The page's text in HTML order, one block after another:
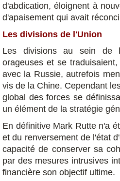
d'abdication, éloignent à
d'apaisement qui avait
Les divisions de l'Union
Les divisions au sein de
orageuses et se
avec la Russie, autrefois
vis de la Chine. Cependant
global des forces se
un élément de la stratégie
En définitive Mark Rutte n'a
et du renversement de l'état
capacité de conserver sa
par des mesures intrusives
financière son objectif ultime.